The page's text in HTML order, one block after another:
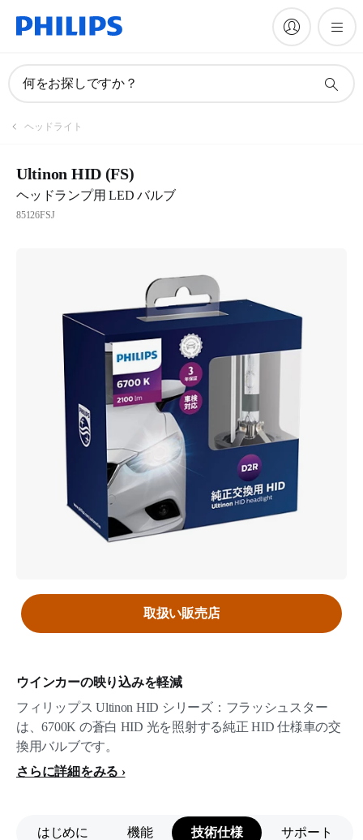
何をお探しですか？
ヘッドライト
Ultinon HID (FS)
ヘッドランプ用 LED バルブ
85126FSJ
ウインカーの映り込みを軽減
フィリップス Ultinon HID シリーズ：フラッシュスター
は、6700K の蒼白 HID 光を照射する純正 HID 仕様車の交
換用バルブです。
さらに詳細をみる
取扱い販売店
はじめに 機能 技術仕様 サポート